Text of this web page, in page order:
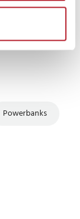
Powerbanks